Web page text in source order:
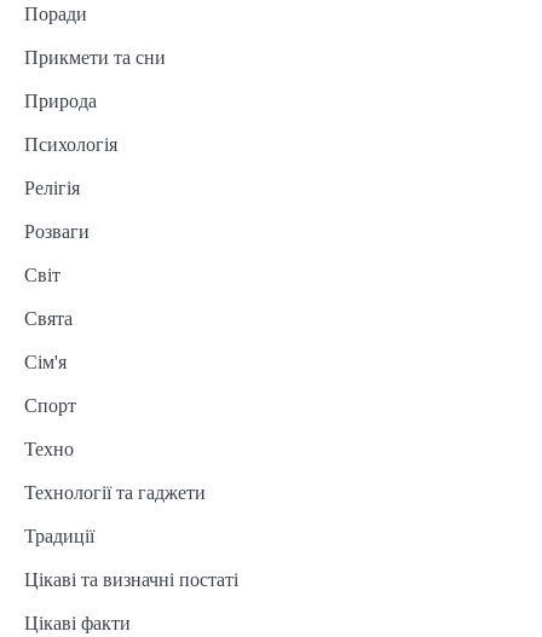
Поради
Прикмети та сни
Природа
Психологія
Релігія
Розваги
Світ
Свята
Сім'я
Спорт
Техно
Технології та гаджети
Традиції
Цікаві та визначні постаті
Цікаві факти